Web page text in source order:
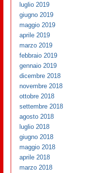
luglio 2019
giugno 2019
maggio 2019
aprile 2019
marzo 2019
febbraio 2019
gennaio 2019
dicembre 2018
novembre 2018
ottobre 2018
settembre 2018
agosto 2018
luglio 2018
giugno 2018
maggio 2018
aprile 2018
marzo 2018